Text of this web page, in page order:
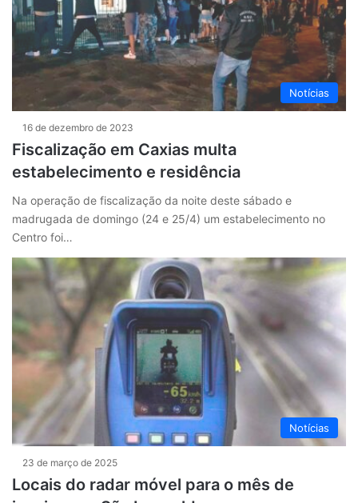
Notícias
16 de dezembro de 2023
Fiscalização em Caxias multa
estabelecimento e residência
Na operação de fiscalização da noite deste sábado e
madrugada de domingo (24 e 25/4) um estabelecimento no
Centro foi…
Notícias
23 de março de 2025
Locais do radar móvel para o mês de